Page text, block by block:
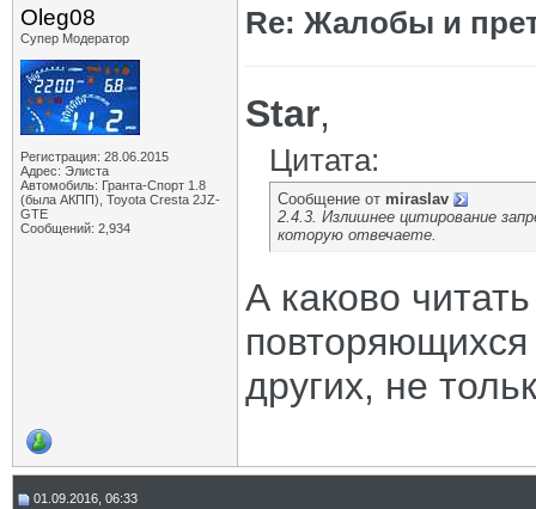
Oleg08
Супер Модератор
Регистрация: 28.06.2015
Адрес: Элиста
Автомобиль: Гранта-Спорт 1.8
(была АКПП), Toyota Cresta 2JZ-
GTE
Сообщений: 2,934
Re: Жалобы и
Star,
Цитата:
Сообщение от miraslav
2.4.3. Излишнее цитирование
которую отвечаете.
А каково
других, не
01.09.2016, 06:33